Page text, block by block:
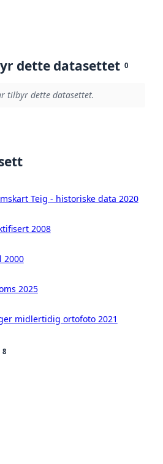
dette datasettet 0
tilbyr dette datasettet.
Teig - historiske data 2020
2008
2000
2025
midlertidig ortofoto 2021
8